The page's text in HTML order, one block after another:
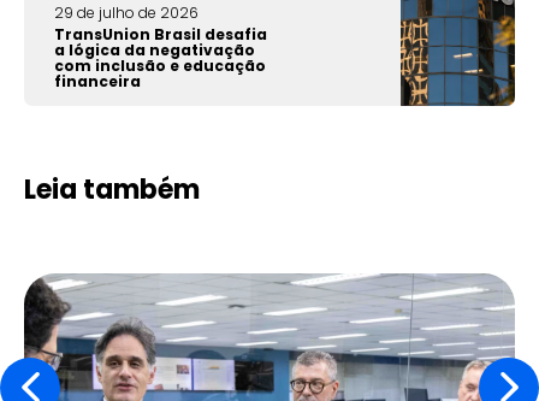
29 de julho de 2026
TransUnion Brasil desafia
a lógica da negativação
com inclusão e educação
financeira
Leia também